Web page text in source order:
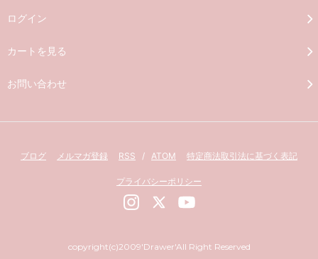
ログイン
カートを見る
お問い合わせ
ブログ メルマガ登録 RSS / ATOM 特定商法取引法に基づく表記
プライバシーポリシー
copyright(c)2009'Drawer'All Right Reserved